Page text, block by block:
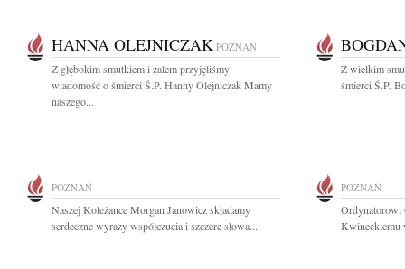
HANNA OLEJNICZAK POZNAŃ
Z głębokim smutkiem i żalem przyjęliśmy
wiadomość o śmierci Ś.P. Hanny Olejniczak Mamy
naszego...
Z wielkim
śmierci Ś.P.
POZNAŃ
Naszej Koleżance Morgan Janowicz składamy
serdeczne wyrazy współczucia i szczere słowa...
POZNAŃ
Ordynatorowi
Kwineckiemu